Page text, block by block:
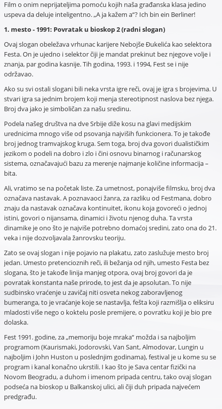
Film o onim neprijateljima pomoću kojih naša građanska klasa jedino
uspeva da deluje inteligentno. „A ja kažem a“? Ich bin ein Berliner!
1. mesto - 1991: Povratak u bioskop 2(radni slogan)
Ovaj slogan obeležava vrhunac karijere Nebojše Đukelića kao selektora
Festa. On je ujedno i selektor čiji je mandat prekinut bez njegove volje i
znanja, par godina kasnije. Tih godina, 1993. i 1994, Fest se i nije
održavao.
Ako su svi ostali slogani bili neka vrsta igre reči, ovaj je igra s brojevima. U
stvari igra sa jednim brojem koji menja stereotipnost naslova bez njega.
Broj dva jako je simboličan za našu sredinu.
Podela našeg društva na dve Srbije diže kosu na glavi medijskim
urednicima mnogo više od psovanja najviših funkcionera. To je takođe
broj jednog tramvajskog kruga. Sem toga, broj dva govori dualističkim
jezikom o podeli na dobro i zlo i čini osnovu binarnog i računarskog
sistema, označavajući bazu za merenje najmanje količine informacija –
bita.
Ali, vratimo se na početak liste. Za umetnost, ponajviše filmsku, broj dva
označava nastavak. A poznavaoci žanra, za razliku od Festmana, dobro
znaju da nastavak označava kontinuitet, ikonu koja govoreći o jednoj
istini, govori o nijansama, dinamici i životu njenog duha. Ta vrsta
dinamike je ono što je najviše potrebno domaćoj sredini, zato ona do 21.
veka i nije dozvoljavala žanrovsku teoriju.
Zato se ovaj slogan i nije pojavio na plakatu, zato zaslužuje mesto broj
jedan. Umesto pretencioznih reči, ili bežanja od njih, umesto Festa bez
slogana, što je takođe linija manjeg otpora, ovaj broj govori da je
povratak konstanta naše prirode, to jest da je apsolutan. To nije
sudbinsko vraćenje u zavičaj niti osveta nekog zaboravljenog
bumeranga, to je vraćanje koje se nastavlja, fešta koji razmišlja o eliksiru
mladosti više nego o koktelu posle premijere, o povratku koji je bio pre
dolaska.
Fest 1991. godine, za „memoriju boje mraka“ možda i sa najboljim
programom (Kaurismaki, Jodorovski, Van Sant, Almodovar, Lungin u
najboljim i John Huston u poslednjim godinama), festival je u kome su se
program i kanal konačno ukrstili. I kao što je Sava centar fizički na
Novom Beogradu, a duhom i imenom pripada centru, tako ovaj slogan
podseća na bioskop u Balkanskoj ulici, ali čiji duh pripada najvećem
predgrađu.